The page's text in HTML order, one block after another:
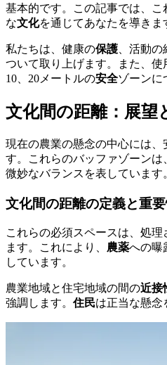
基本的です。この記事では、こ
な文化を通じてあなたを導きま
私たちは、健康の保護 、活動
ついて取り上げます。また、使
10、20メートルの安全ゾーンに
文化間の距離：展望
現在の農業の懸念の中心には、
す。これらのバッファゾーン
微妙なバランスを表しています
文化間の距離の定義と重
これらの必須スペースは、処理
ます。これにより、 農薬への曝
しています。
農業地域と住宅地域の間の近接
強調します。 住民は正当な懸念